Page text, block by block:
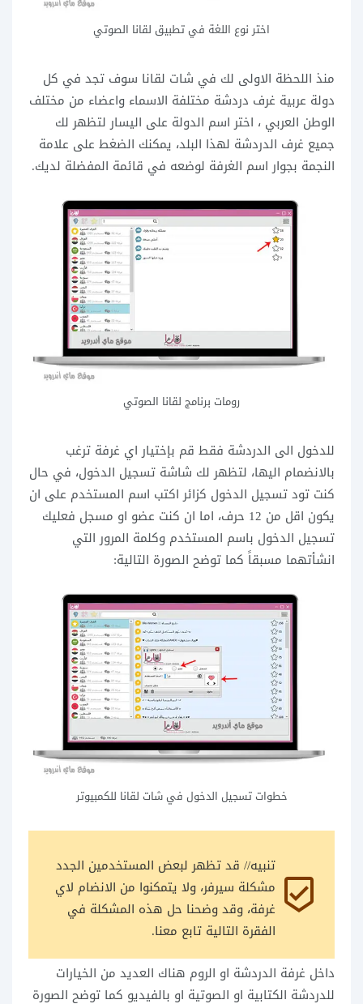
اختر نوع اللغة في تطبيق لقانا الصوتي
منذ اللحظة الاولى لك في شات لقانا سوف تجد في كل
دولة عربية غرف دردشة مختلفة الاسماء واعضاء من مختلف
الوطن العربي ، اختر اسم الدولة على اليسار لتظهر لك
جميع غرف الدردشة لهذا البلد، يمكنك الضغط على علامة
النجمة بجوار اسم الغرفة لوضعه في قائمة المفضلة لديك.
رومات برنامج لقانا الصوتي
للدخول الى الدردشة فقط قم بإختيار اي غرفة ترغب
بالانضمام اليها، لتظهر لك شاشة تسجيل الدخول، في حال
كنت تود تسجيل الدخول كزائر اكتب اسم المستخدم على ان
يكون اقل من 12 حرف، اما ان كنت عضو او مسجل فعليك
تسجيل الدخول باسم المستخدم وكلمة المرور التي
انشأتهما مسبقاً كما توضح الصورة التالية:
خطوات تسجيل الدخول في شات لقانا للكمبيوتر
beenhere
الفقرة التالية تابع معنا.
داخل غرفة الدردشة او الروم هناك العديد من الخيارات
للدردشة الكتابية او الصوتية او بالفيديو كما توضح الصورة